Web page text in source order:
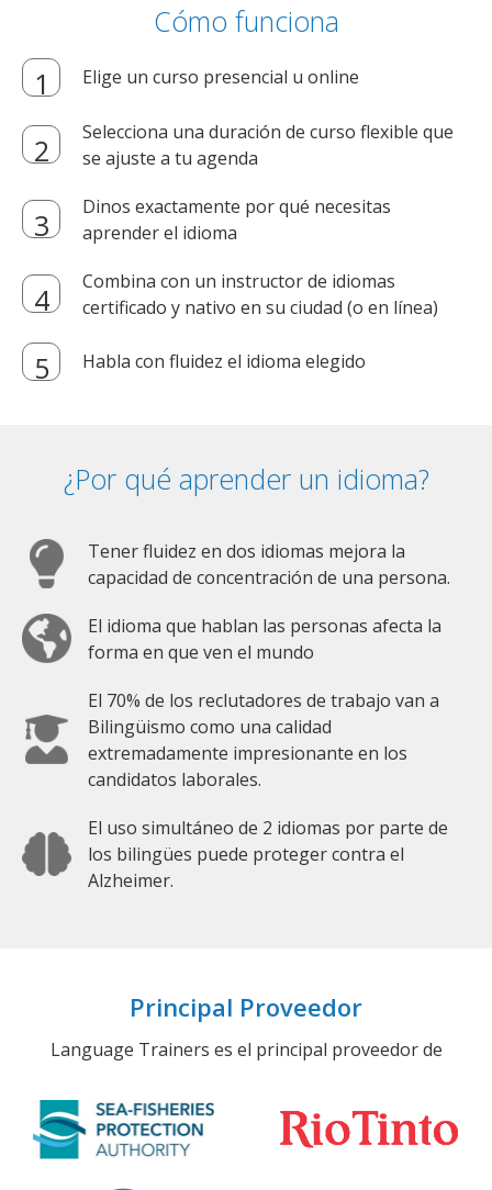
Cómo funciona
Elige un curso presencial u online
Selecciona una duración de curso flexible que
se ajuste a tu agenda
Dinos exactamente por qué necesitas
aprender el idioma
Combina con un instructor de idiomas
certificado y nativo en su ciudad (o en línea)
Habla con fluidez el idioma elegido
¿Por qué aprender un idioma?
Tener fluidez en dos idiomas mejora la
capacidad de concentración de una persona.
El idioma que hablan las personas afecta la
forma en que ven el mundo
El 70% de los reclutadores de trabajo van a
Bilingüismo como una calidad
extremadamente impresionante en los
candidatos laborales.
El uso simultáneo de 2 idiomas por parte de
los bilingües puede proteger contra el
Alzheimer.
Principal Proveedor
Language Trainers es el principal proveedor de